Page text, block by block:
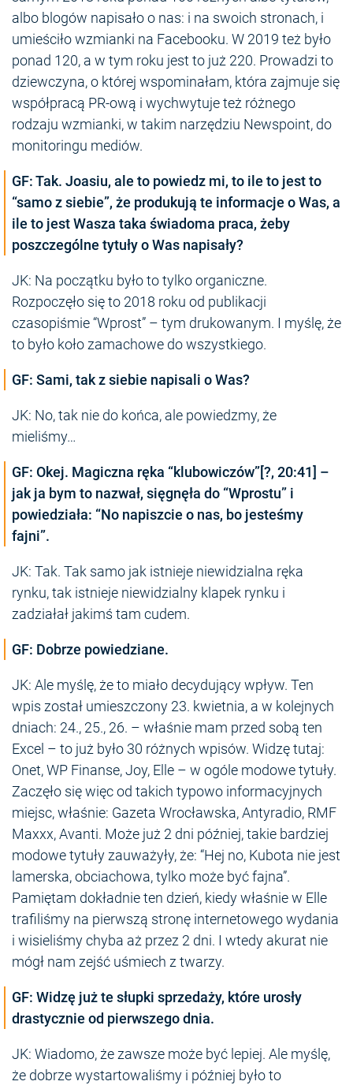
albo blogów napisało o nas: i na swoich stronach, i
umieściło wzmianki na Facebooku. W 2019 też było
ponad 120, a w tym roku jest to już 220. Prowadzi to
dziewczyna, o której wspominałam, która zajmuje się
współpracą PR-ową i wychwytuje też różnego
rodzaju wzmianki, w takim narzędziu Newspoint, do
monitoringu mediów.
GF: Tak. Joasiu, ale to powiedz mi, to ile to jest to
“samo z siebie”, że produkują te informacje o Was, a
ile to jest Wasza taka świadoma praca, żeby
poszczególne tytuły o Was napisały?
JK: Na początku było to tylko organiczne.
Rozpoczęło się to 2018 roku od publikacji
czasopiśmie “Wprost” – tym drukowanym. I myślę, że
to było koło zamachowe do wszystkiego.
GF: Sami, tak z siebie napisali o Was?
JK: No, tak nie do końca, ale powiedzmy, że
mieliśmy…
GF: Okej. Magiczna ręka “klubowiczów”[?, 20:41] –
jak ja bym to nazwał, sięgnęła do “Wprostu” i
powiedziała: “No napiszcie o nas, bo jesteśmy
fajni”.
JK: Tak. Tak samo jak istnieje niewidzialna ręka
rynku, tak istnieje niewidzialny klapek rynku i
zadziałał jakimś tam cudem.
GF: Dobrze powiedziane.
JK: Ale myślę, że to miało decydujący wpływ. Ten
wpis został umieszczony 23. kwietnia, a w kolejnych
dniach: 24., 25., 26. – właśnie mam przed sobą ten
Excel – to już było 30 różnych wpisów. Widzę tutaj:
Onet, WP Finanse, Joy, Elle – w ogóle modowe tytuły.
Zaczęło się więc od takich typowo informacyjnych
miejsc, właśnie: Gazeta Wrocławska, Antyradio, RMF
Maxxx, Avanti. Może już 2 dni później, takie bardziej
modowe tytuły zauważyły, że: “Hej no, Kubota nie jest
lamerska, obciachowa, tylko może być fajna”.
Pamiętam dokładnie ten dzień, kiedy właśnie w Elle
trafiliśmy na pierwszą stronę internetowego wydania
i wisieliśmy chyba aż przez 2 dni. I wtedy akurat nie
mógł nam zejść uśmiech z twarzy.
GF: Widzę już te słupki sprzedaży, które urosły
drastycznie od pierwszego dnia.
JK: Wiadomo, że zawsze może być lepiej. Ale myślę,
że dobrze wystartowaliśmy i później było to